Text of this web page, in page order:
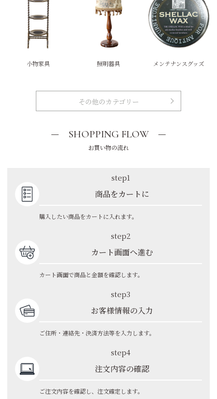
小物家具 照明器具 メンテナンスグッズ
その他のカテゴリー
SHOPPING FLOW
お買い物の流れ
step1
商品をカートに
購入したい商品をカートに入れます。
step2
カート画面へ進む
カート画面で商品と金額を確認します。
step3
お客様情報の入力
ご住所・連絡先・決済方法等を入力します。
step4
注文内容の確認
ご注文内容を確認し、注文確定します。